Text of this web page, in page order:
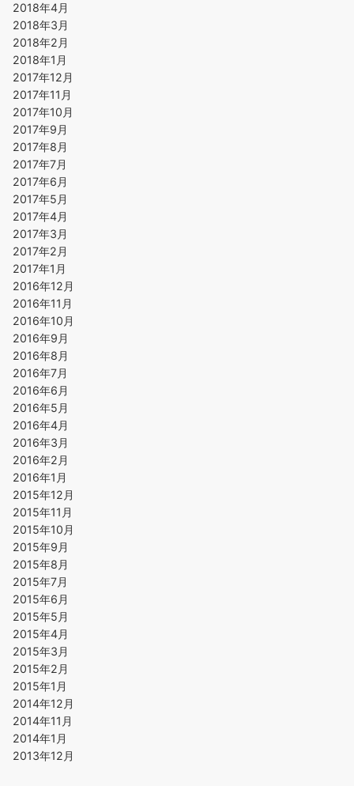
2018年4月
2018年3月
2018年2月
2018年1月
2017年12月
2017年11月
2017年10月
2017年9月
2017年8月
2017年7月
2017年6月
2017年5月
2017年4月
2017年3月
2017年2月
2017年1月
2016年12月
2016年11月
2016年10月
2016年9月
2016年8月
2016年7月
2016年6月
2016年5月
2016年4月
2016年3月
2016年2月
2016年1月
2015年12月
2015年11月
2015年10月
2015年9月
2015年8月
2015年7月
2015年6月
2015年5月
2015年4月
2015年3月
2015年2月
2015年1月
2014年12月
2014年11月
2014年1月
2013年12月